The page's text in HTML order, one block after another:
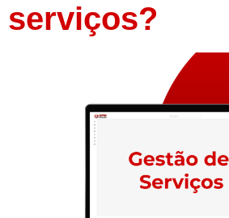
serviços?